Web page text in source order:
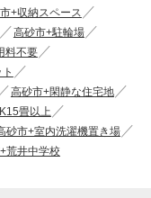
+収納スペース
高砂市+駐輪場
料不要
高砂市+閑静な住宅地
畳以上
砂市+室内洗濯機置き場
荒井中学校